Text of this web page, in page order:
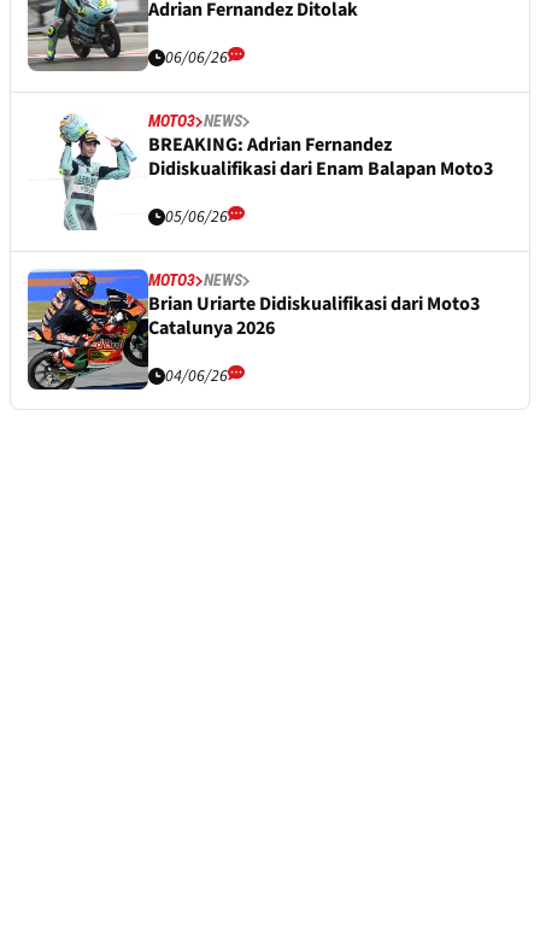
Adrian Fernandez Ditolak
06/06/26
MOTO3 NEWS
BREAKING: Adrian Fernandez
Didiskualifikasi dari Enam Balapan Moto3
05/06/26
MOTO3 NEWS
Brian Uriarte Didiskualifikasi dari Moto3
Catalunya 2026
04/06/26